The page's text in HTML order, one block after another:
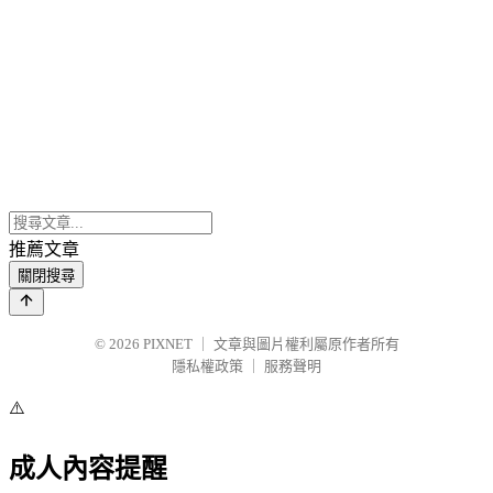
推薦文章
關閉搜尋
© 2026 PIXNET
文章與圖片權利屬原作者所有
隱私權政策
服務聲明
⚠️
成人內容提醒